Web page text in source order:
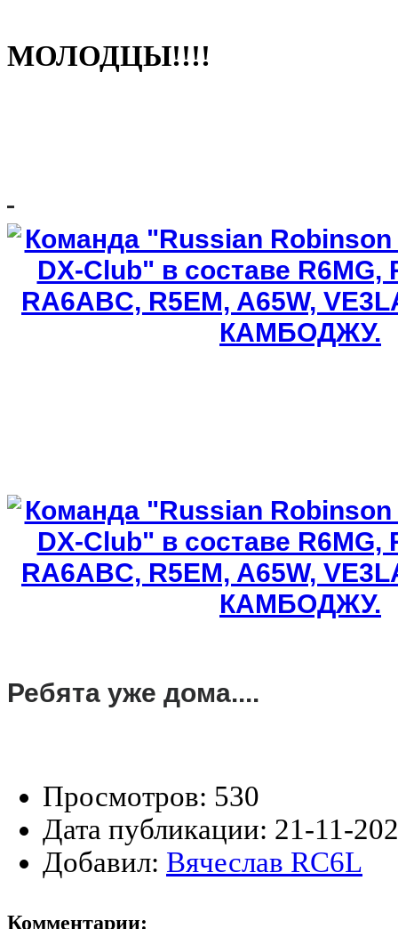
МОЛОДЦЫ!!!!
Ребята уже дома....
Просмотров: 530
Дата публикации: 21-11-
Добавил: Вячеслав RC6L
Комментарии: